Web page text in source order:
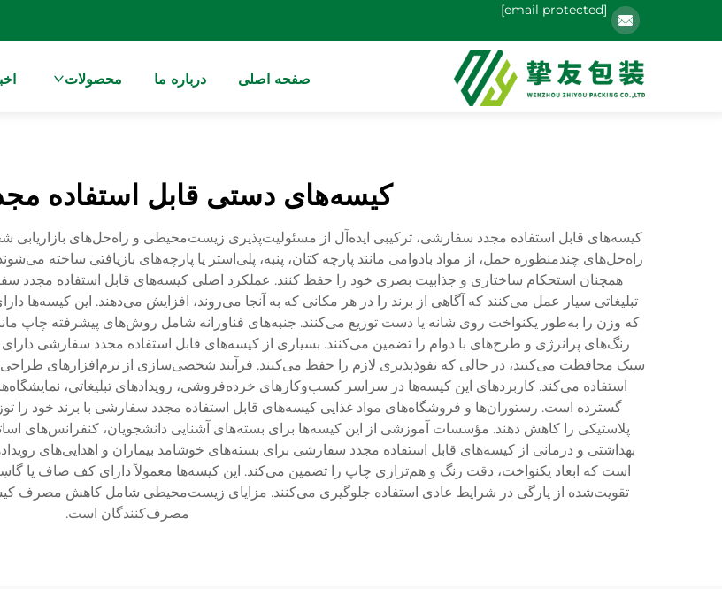
[email protected]
صفحه اصلی درباره ما محصولات
کیسه‌های دستی قابل استفاده
کیسه‌های قابل استفاده مجدد سفارشی، ترکیبی ایده‌آل از مسئولیت‌پذیری زیست‌محیطی و راه‌حل‌های
راه‌حل‌های چندمنظوره حمل، از مواد بادوامی مانند پارچه کتان، پنبه، پلی‌استر یا پارچه‌های بازیافتی ساخته
همچنان استحکام ساختاری و جذابیت بصری خود را حفظ کنند. عملکرد اصلی کیسه‌های قابل استفاده مجدد
تبلیغاتی سیار عمل می‌کنند که آگاهی از برند را در هر مکانی که به آنجا می‌روند، افزایش می‌دهند. این
که وزن را به‌طور یکنواخت روی شانه یا دست توزیع می‌کنند. جنبه‌های فناورانه شامل روش‌های پیشرفته چاپ
رنگ‌های پرانرژی و طرح‌های با دوام را تضمین می‌کنند. بسیاری از کیسه‌های قابل استفاده مجدد سفارشی
سبک محافظت می‌کنند، در حالی که نفوذپذیری لازم را حفظ می‌کنند. فرآیند شخصی‌سازی از نرم‌افزارهای
استفاده می‌کند. کاربردهای این کیسه‌ها در سراسر کسب‌وکارهای خرده‌فروشی، رویدادهای تبلیغاتی،
گسترده است. رستوران‌ها و فروشگاه‌های مواد غذایی کیسه‌های قابل استفاده مجدد سفارشی با برند خود را
پلاستیکی را کاهش دهند. مؤسسات آموزشی از این کیسه‌ها برای بسته‌های آشنایی دانشجویان، کنفرانس‌های
بهداشتی و درمانی از کیسه‌های قابل استفاده مجدد سفارشی برای بسته‌های خوشامد بیماران و اهدایی‌های
است که ابعاد یکنواخت، دقت رنگ و هم‌ترازی چاپ را تضمین می‌کند. این کیسه‌ها معمولاً دارای کف صاف یا
تقویت‌شده از پارگی در شرایط عادی استفاده جلوگیری می‌کنند. مزایای زیست‌محیطی شامل کاهش مصرف
مصرف‌کنندگان است.